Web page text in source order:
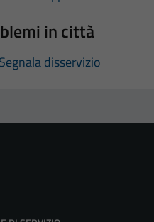
in città
disservizio